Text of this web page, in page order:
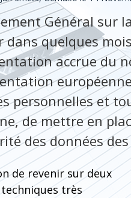
Général sur
dans quelques
accrue du
personnelles et
de mettre en
des données
de revenir sur deux
très